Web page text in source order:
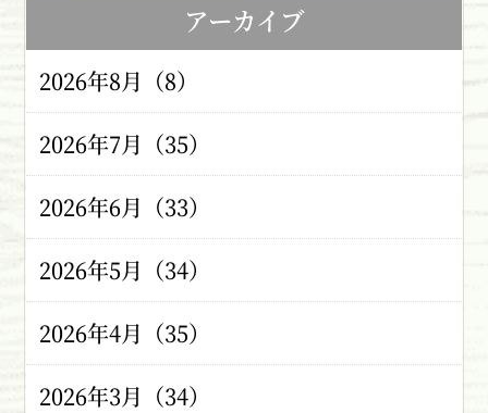
アーカイブ
2026年8月（8）
2026年7月（35）
2026年6月（33）
2026年5月（34）
2026年4月（35）
2026年3月（34）